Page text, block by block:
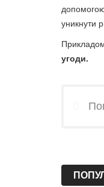
уникнути
угоди.